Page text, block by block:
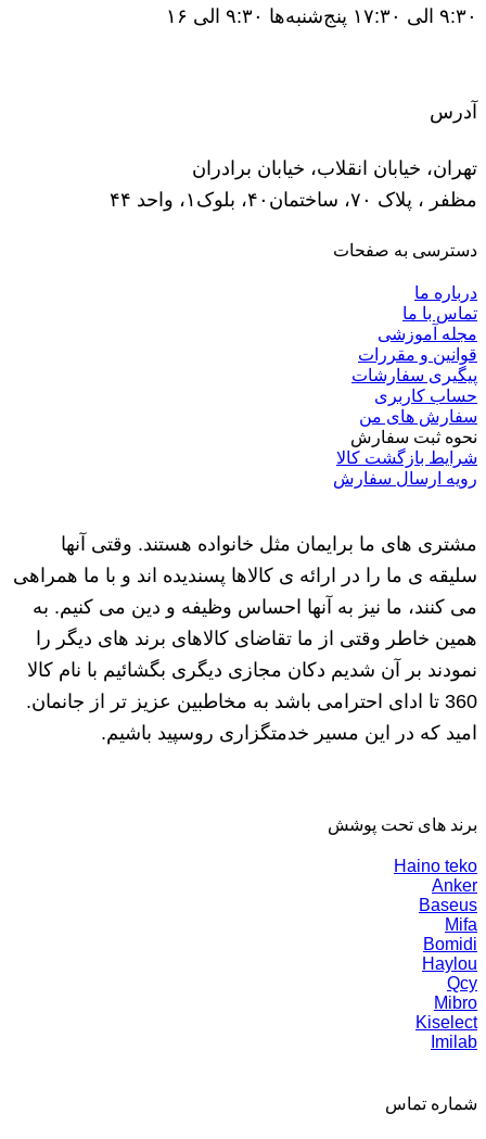
۹:۳۰ الی ۱۷:۳۰ پنج‌شنبه‌ها ۹:۳۰ الی ۱۶
آدرس
تهران، خیابان انقلاب، خیابان برادران
مظفر ، پلاک ۷۰، ساختمان۴۰، بلوک۱، واحد ۴۴
دسترسی به صفحات
درباره ما
تماس با ما
مجله آموزشی
قوانین و مقررات
پیگیری سفارشات
حساب کاربری
سفارش های من
نحوه ثبت سفارش
شرایط بازگشت کالا
رویه ارسال سفارش
مشتری های ما برایمان مثل خانواده هستند. وقتی آنها
سلیقه ی ما را در ارائه ی کالاها پسندیده اند و با ما همراهی
می کنند، ما نیز به آنها احساس وظیفه و دین می کنیم. به
همین خاطر وقتی از ما تقاضای کالاهای برند های دیگر را
نمودند بر آن شدیم دکان مجازی دیگری بگشائیم با نام کالا
360 تا ادای احترامی باشد به مخاطبین عزیز تر از جانمان.
امید که در این مسیر خدمتگزاری روسپید باشیم.
برند های تحت پوشش
Haino teko
Anker
Baseus
Mifa
Bomidi
Haylou
Qcy
Mibro
Kiselect
Imilab
شماره تماس